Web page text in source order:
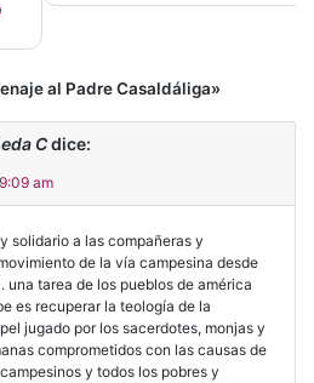
al Padre Casaldáliga»
C dice:
am
solidario a las compañeras y
de la vía campesina desde
una tarea de los pueblos de américa
es recuperar la teología de la
jugado por los sacerdotes, monjas y
comprometidos con las causas de
y todos los pobres y